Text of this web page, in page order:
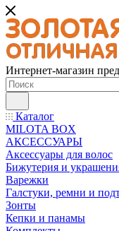
Интернет-магазин
Каталог
MILOTA BOX
АКСЕССУАРЫ
Аксессуары для волос
Бижутерия и
Варежки
Галстуки, ремни и
Зонты
Кепки и панамы